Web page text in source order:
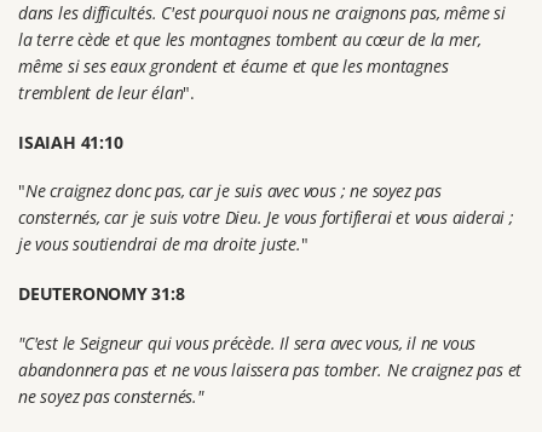
dans les difficultés. C'est pourquoi nous ne craignons pas, même si
la terre cède et que les montagnes tombent au cœur de la mer,
même si ses eaux grondent et écume et que les montagnes
tremblent de leur élan".
ISAIAH 41:10
"Ne craignez donc pas, car je suis avec vous ; ne soyez pas
consternés, car je suis votre Dieu. Je vous fortifierai et vous aiderai ;
je vous soutiendrai de ma droite juste."
DEUTERONOMY 31:8
"C'est le Seigneur qui vous précède. Il sera avec vous, il ne vous
abandonnera pas et ne vous laissera pas tomber. Ne craignez pas et
ne soyez pas consternés."